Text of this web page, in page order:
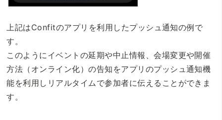
上記はConfitのアプリを利用したプッシュ通知の例で
す。
このようにイベントの延期や中止情報、会場変更や開催
方法（オンライン化）の告知をアプリのプッシュ通知機
能を利用しリアルタイムで参加者に伝えることができま
す。